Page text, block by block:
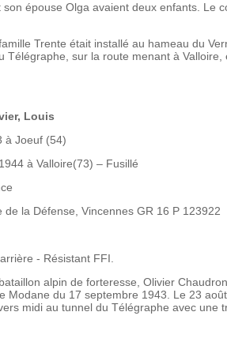
son épouse Olga avaient deux enfants. Le
Trente était installé au hameau du
Télégraphe, sur la route menant à
Louis
à Joeuf (54)
à Valloire(73) – Fusillé
de la Défense, Vincennes GR 16 P 123922
- Résistant FFI.
alpin de forteresse, Olivier
Modane du 17 septembre 1943. Le 23
midi au tunnel du Télégraphe avec une